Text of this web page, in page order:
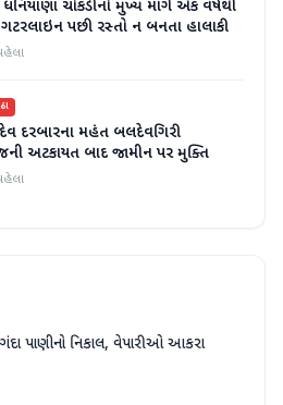
ધનિયાણા ચોકડીનો મુખ્ય માર્ગ એક વર્ષથી
પછી રસ્તો ન બનતા હાલાકી
દરબારના મહંત બલદેવગિરી
અટકાયત બાદ જામીન પર મુક્તિ
ગંદા પાણીનો નિકાલ, વેપારીઓ આકરા